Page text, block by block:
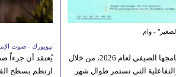
نيويورك - صوت
ارتطم بسطح
- وام
تواصل هيئة الشارقة للمتاحف تنفيذ برنامجها الصيفي لعام 2026، من خلال
التي تستمر طوال شهر